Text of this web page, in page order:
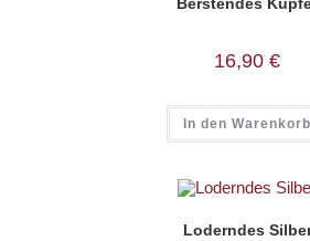
16,90 €
In den Warenkorb
Loderndes